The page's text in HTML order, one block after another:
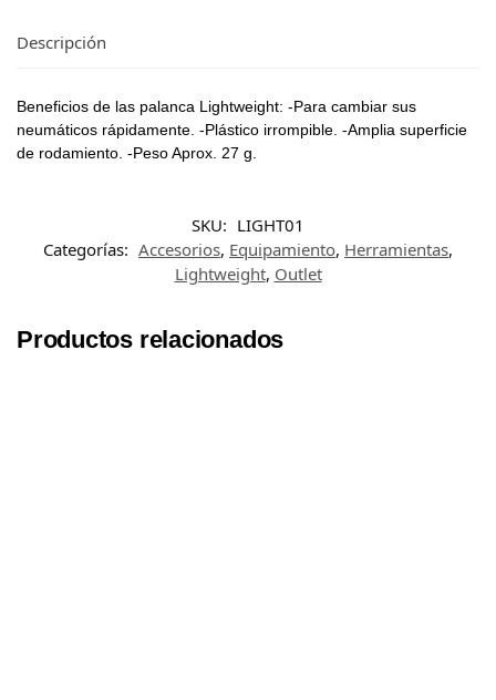
Descripción
Beneficios de las palanca Lightweight: -Para cambiar sus
neumáticos rápidamente. -Plástico irrompible. -Amplia superficie
de rodamiento. -Peso Aprox. 27 g.
SKU: LIGHT01
Categorías: Accesorios, Equipamiento, Herramientas,
Lightweight, Outlet
Productos relacionados